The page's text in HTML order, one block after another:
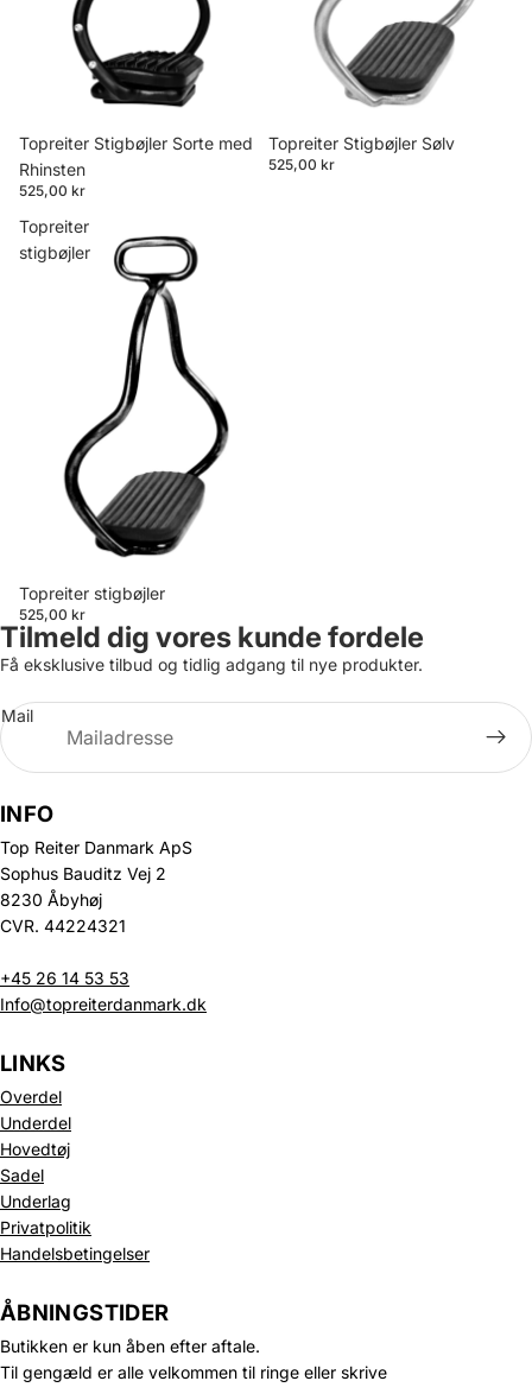
Topreiter Stigbøjler Sorte med
Rhinsten
525,00 kr
Topreiter Stigbøjler Sølv
525,00 kr
Topreiter
stigbøjler
Topreiter stigbøjler
525,00 kr
Tilmeld dig vores kunde fordele
Få eksklusive tilbud og tidlig adgang til nye produkter.
Mail
INFO
Top Reiter Danmark ApS
Sophus Bauditz Vej 2
8230 Åbyhøj
CVR. 44224321
+45 26 14 53 53
Info@topreiterdanmark.dk
LINKS
Overdel
Underdel
Hovedtøj
Sadel
Underlag
Privatpolitik
Handelsbetingelser
ÅBNINGSTIDER
Butikken er kun åben efter aftale.
Til gengæld er alle velkommen til ringe eller skrive
Politik om beskyttelse af persondata
Refusionspolitik
Leveringspolitik
Servicevilkår